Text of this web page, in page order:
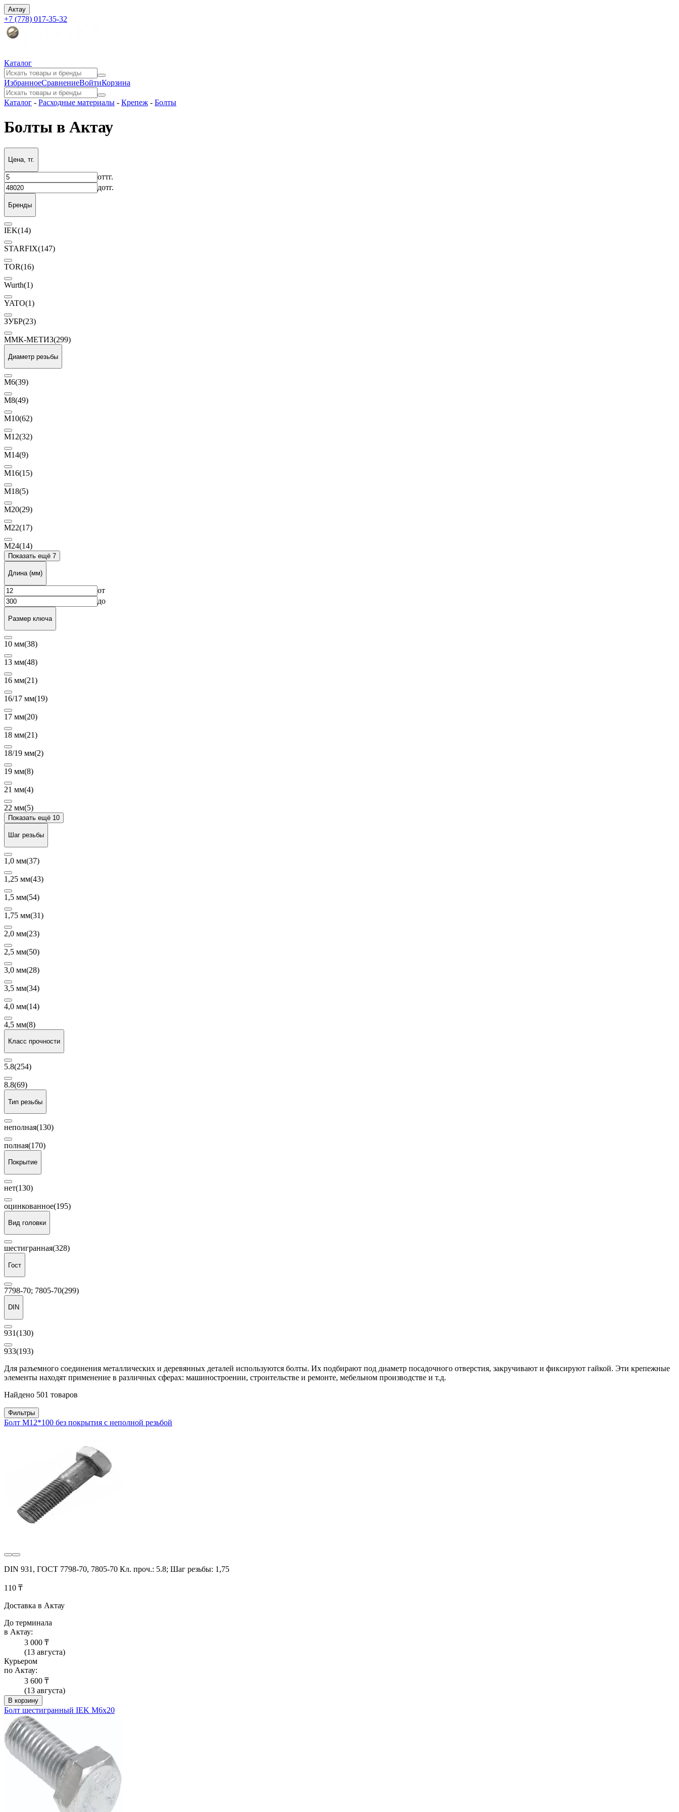
Актау
+7 (778) 017-35-32
Каталог
ИзбранноеСравнениеВойтиКорзина
Каталог - Расходные материалы - Крепеж - Болты
Болты в Актау
Цена, тг.
оттг.
дотг.
Бренды
IEK(14)
STARFIX(147)
TOR(16)
Wurth(1)
YATO(1)
ЗУБР(23)
ММК-МЕТИЗ(299)
Диаметр резьбы
М6(39)
М8(49)
М10(62)
М12(32)
М14(9)
М16(15)
М18(5)
М20(29)
М22(17)
М24(14)
Показать ещё 7
Длина (мм)
от
до
Размер ключа
10 мм(38)
13 мм(48)
16 мм(21)
16/17 мм(19)
17 мм(20)
18 мм(21)
18/19 мм(2)
19 мм(8)
21 мм(4)
22 мм(5)
Показать ещё 10
Шаг резьбы
1,0 мм(37)
1,25 мм(43)
1,5 мм(54)
1,75 мм(31)
2,0 мм(23)
2,5 мм(50)
3,0 мм(28)
3,5 мм(34)
4,0 мм(14)
4,5 мм(8)
Класс прочности
5.8(254)
8.8(69)
Тип резьбы
неполная(130)
полная(170)
Покрытие
нет(130)
оцинкованное(195)
Вид головки
шестигранная(328)
Гост
7798-70; 7805-70(299)
DIN
931(130)
933(193)
Для разъемного соединения металлических и деревянных деталей используются болты. Их подбирают под диаметр посадочного отверстия, закручивают и фиксируют гайкой. Эти крепежные
элементы находят применение в различных сферах: машиностроении, строительстве и ремонте, мебельном производстве и т.д.
Найдено 501 товаров
Фильтры
Болт M12*100 без покрытия с неполной резьбой
DIN 931, ГОСТ 7798-70, 7805-70 Кл. проч.: 5.8; Шаг резьбы: 1,75
110 ₸
Доставка в Актау
До терминала
в Актау:
3 000 ₸
(13 августа)
Курьером
по Актау:
3 600 ₸
(13 августа)
В корзину
Болт шестигранный IEK М6х20